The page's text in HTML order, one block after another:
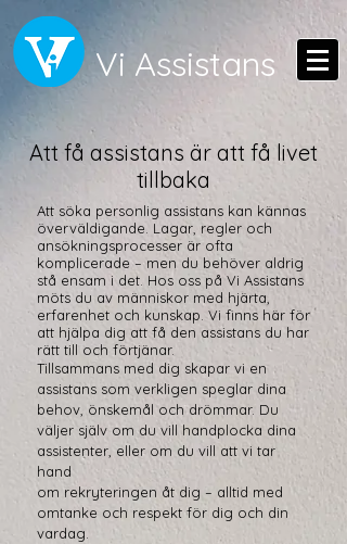
Vi Assistans
Att få assistans är att få livet
tillbaka
Att söka personlig assistans kan kännas
överväldigande. Lagar, regler och
ansökningsprocesser är ofta
komplicerade – men du behöver aldrig
stå ensam i det. Hos oss på Vi Assistans
möts du av människor med hjärta,
erfarenhet och kunskap. Vi finns här för
att hjälpa dig att få den assistans du har
rätt till och förtjänar.
Tillsammans med dig skapar vi en
assistans som verkligen speglar dina
behov, önskemål och drömmar. Du
väljer själv om du vill handplocka dina
assistenter, eller om du vill att vi tar
hand
om rekryteringen åt dig – alltid med
omtanke och respekt för dig och din
vardag.